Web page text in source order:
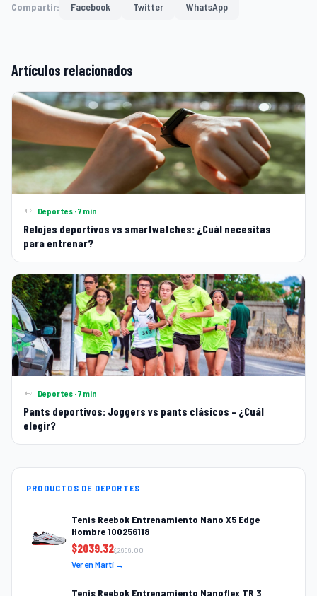
Compartir: Facebook Twitter WhatsApp
Artículos relacionados
Deportes · 7 min
Relojes deportivos vs smartwatches: ¿Cuál necesitas
para entrenar?
Deportes · 7 min
Pants deportivos: Joggers vs pants clásicos – ¿Cuál
elegir?
PRODUCTOS DE DEPORTES
Tenis Reebok Entrenamiento Nano X5 Edge
Hombre 100256118
$2039.32$2999.00
Ver en Martí →
Tenis Reebok Entrenamiento Nanoflex TR 3